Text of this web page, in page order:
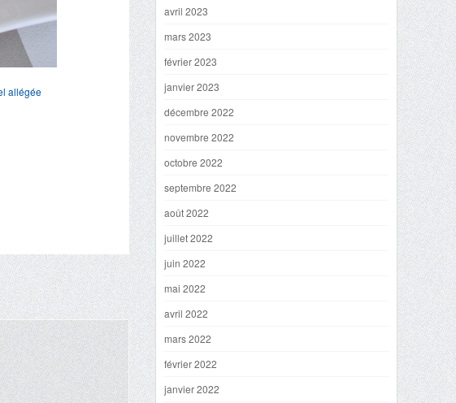
allégée
avril 2023
mars 2023
février 2023
janvier 2023
décembre 2022
novembre 2022
octobre 2022
septembre 2022
août 2022
juillet 2022
juin 2022
mai 2022
avril 2022
mars 2022
février 2022
janvier 2022